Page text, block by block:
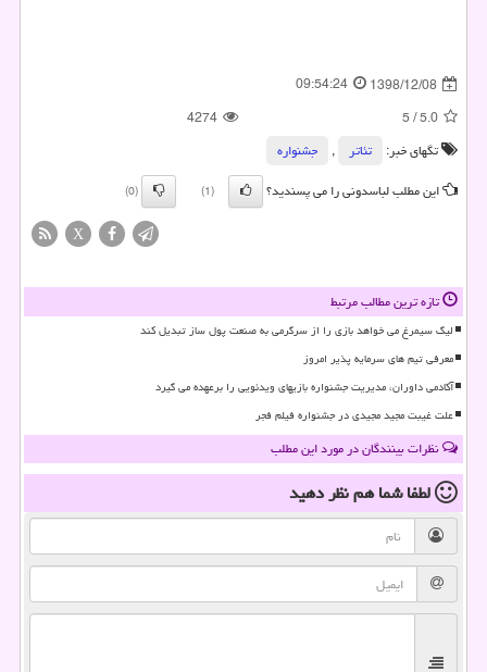
1398/12/08
09:54:24
5.0
/
5
4274
تگهای خبر:
تئاتر ,
جشنواره
این مطلب لباسدونی را می پسندید؟
(1)
(0)
X
تازه ترین مطالب مرتبط
لیگ سیمرغ می خواهد بازی را از سرگرمی به صنعت پول ساز تبدیل کند
معرفی تیم های سرمایه پذیر امروز
آکادمی داوران، مدیریت جشنواره بازیهای ویدئویی را برعهده می گیرد
علت غیبت مجید مجیدی در جشنواره فیلم فجر
نظرات بینندگان در مورد این مطلب
لطفا شما همنظر دهید